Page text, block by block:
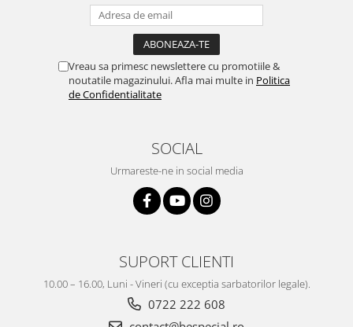
Vreau sa primesc newslettere cu promotiile &
noutatile magazinului. Afla mai multe in Politica
de Confidentialitate
SOCIAL
Urmareste-ne in social media
SUPORT CLIENTI
10.00 – 16.00, Luni - Vineri (cu exceptia sarbatorilor legale).
0722 222 608